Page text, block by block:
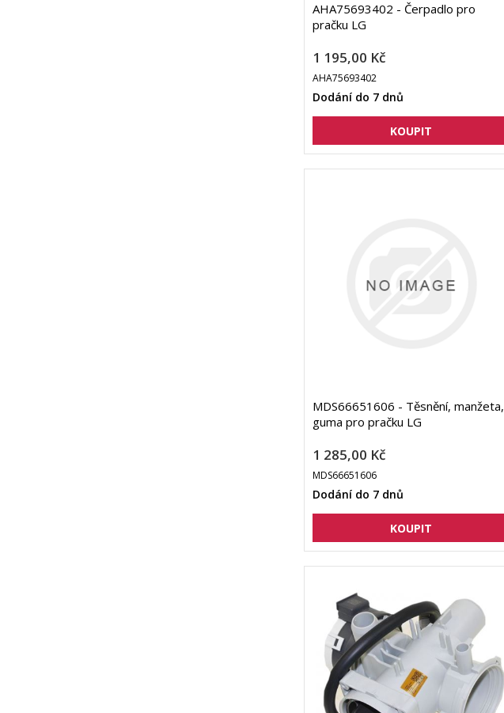
AHA75693402 - Čerpadlo pro
pračku LG
1 195,00 Kč
AHA75693402
Dodání do 7 dnů
MDS66651606 - Těsnění, manžeta,
guma pro pračku LG
1 285,00 Kč
MDS66651606
Dodání do 7 dnů